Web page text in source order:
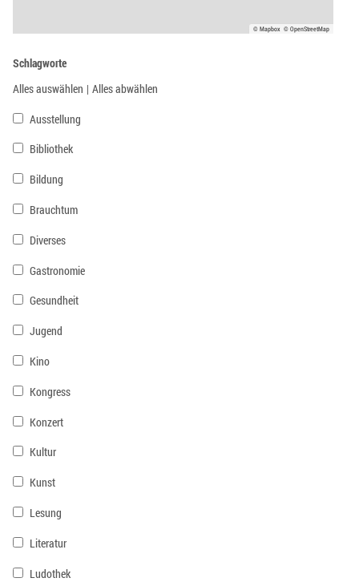
© Mapbox © OpenStreetMap
Schlagworte
Alles auswählen | Alles abwählen
Ausstellung
Bibliothek
Bildung
Brauchtum
Diverses
Gastronomie
Gesundheit
Jugend
Kino
Kongress
Konzert
Kultur
Kunst
Lesung
Literatur
Ludothek